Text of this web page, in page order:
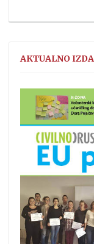
AKTUALNO